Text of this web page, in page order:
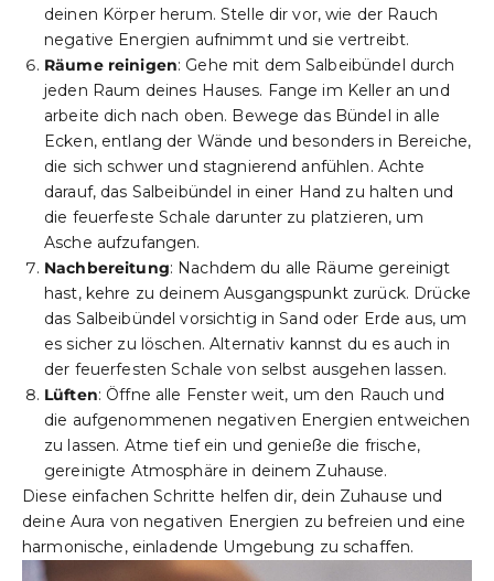
deinen Körper herum. Stelle dir vor, wie der Rauch
negative Energien aufnimmt und sie vertreibt.
Räume reinigen: Gehe mit dem Salbeibündel durch
jeden Raum deines Hauses. Fange im Keller an und
arbeite dich nach oben. Bewege das Bündel in alle
Ecken, entlang der Wände und besonders in Bereiche,
die sich schwer und stagnierend anfühlen. Achte
darauf, das Salbeibündel in einer Hand zu halten und
die feuerfeste Schale darunter zu platzieren, um
Asche aufzufangen.
Nachbereitung: Nachdem du alle Räume gereinigt
hast, kehre zu deinem Ausgangspunkt zurück. Drücke
das Salbeibündel vorsichtig in Sand oder Erde aus, um
es sicher zu löschen. Alternativ kannst du es auch in
der feuerfesten Schale von selbst ausgehen lassen.
Lüften: Öffne alle Fenster weit, um den Rauch und
die aufgenommenen negativen Energien entweichen
zu lassen. Atme tief ein und genieße die frische,
gereinigte Atmosphäre in deinem Zuhause.
Diese einfachen Schritte helfen dir, dein Zuhause und
deine Aura von negativen Energien zu befreien und eine
harmonische, einladende Umgebung zu schaffen.